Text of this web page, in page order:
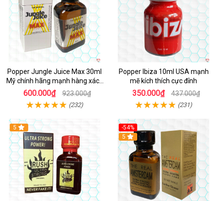
Popper Jungle Juice Max 30ml
Mỹ chính hãng mạnh hàng xách
tay kích thích
600.000₫ 923.000₫
(232)
Popper Ibiza 10ml USA mạnh
mẽ kích thích cực đỉnh
350.000₫ 437.000₫
(231)
5
-54%
5